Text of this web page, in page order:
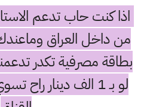
اذا كنت حاب تدعم
من داخل العراق
بطاقة مصرفية تكدر
لو بـ 1 الف دينار